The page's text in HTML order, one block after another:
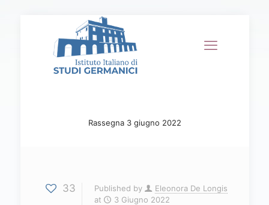
Rassegna 3 giugno 2022
33 Published by
Eleonora De Longis
at
3 Giugno 2022